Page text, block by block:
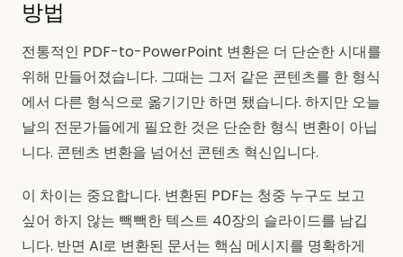
방법
전통적인 PDF-to-PowerPoint 변환은 더 단순한 시대를
위해 만들어졌습니다. 그때는 그저 같은 콘텐츠를 한 형식
에서 다른 형식으로 옮기기만 하면 됐습니다. 하지만 오늘
날의 전문가들에게 필요한 것은 단순한 형식 변환이 아닙
니다. 콘텐츠 변환을 넘어선 콘텐츠 혁신입니다.
이 차이는 중요합니다. 변환된 PDF는 청중 누구도 보고
싶어 하지 않는 빽빽한 텍스트 40장의 슬라이드를 남깁
니다. 반면 AI로 변환된 문서는 핵심 메시지를 명확하게